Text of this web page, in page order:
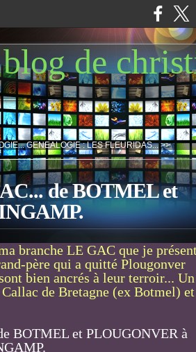
de
GENEALOGIE : LES FLEURIDAS... >>
de BOTMEL et
branche LE GAC que je
père qui a quitté Plougonver
bien ancrés à leur terroir... Un
de Bretagne (ex Botmel) et